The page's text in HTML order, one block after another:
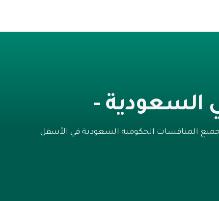
السعودية -
المنافسات الحكومية السعودية في الأسفل